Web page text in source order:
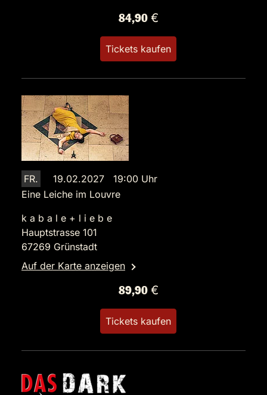
84,90 €
Tickets kaufen
FR.
19.02.2027 19:00 Uhr
Eine Leiche im Louvre
k a b a l e + l i e b e
Hauptstrasse 101
67269 Grünstadt
Auf der Karte anzeigen
89,90 €
Tickets kaufen